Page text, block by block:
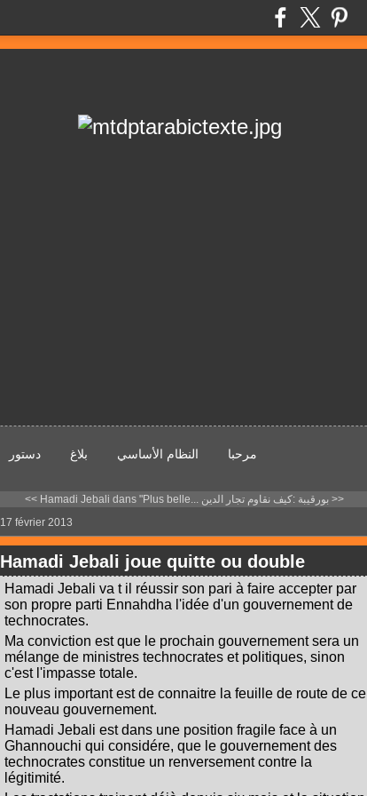
مرحبا النظام الأساسي بلاغ دستور
<< Hamadi Jebali dans "Plus belle...
بورقيبة :كيف نقاوم تجار الدين >>
17 février 2013
Hamadi Jebali joue quitte ou double
Hamadi Jebali va t il réussir son pari à faire accepter par
son propre parti Ennahdha l'idée d'un gouvernement de
technocrates.
Ma conviction est que le prochain gouvernement sera un
mélange de ministres technocrates et politiques, sinon
c'est l'impasse totale.
Le plus important est de connaitre la feuille de route de ce
nouveau gouvernement.
Hamadi Jebali est dans une position fragile face à un
Ghannouchi qui considére, que le gouvernement des
technocrates constitue un renversement contre la
légitimité.